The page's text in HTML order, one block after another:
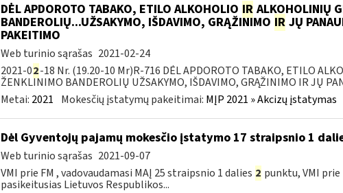
DĖL APDOROTO TABAKO, ETILO ALKOHOLIO IR ALKOHOLINIŲ
BANDEROLIŲ...UŽSAKYMO, IŠDAVIMO, GRĄŽINIMO IR JŲ
PAKEITIMO
Web turinio sąrašas 2021-02-24
2021-02-18 Nr. (19.20-10 Mr)R-716 DĖL APDOROTO TABAKO, ETILO
ŽENKLINIMO BANDEROLIŲ UŽSAKYMO, IŠDAVIMO, GRĄŽINIMO IR JŲ
Metai: 2021 Mokesčių įstatymų pakeitimai: MĮP 2021 » Akcizų įstatymas
Dėl Gyventojų pajamų mokesčio įstatymo 17 straipsnio 1
Web turinio sąrašas 2021-09-07
VMI prie FM , vadovaudamasi MAĮ 25 straipsnio 1 dalies 2 punktu, VMI
pasikeitusias Lietuvos Respublikos...